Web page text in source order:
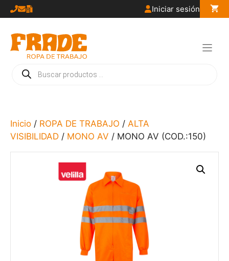
Saltar
al
contenido
Iniciar sesión
Búsqueda
de
Inicio / ROPA DE TRABAJO / ALTA
VISIBILIDAD / MONO AV / MONO AV (COD.:150)